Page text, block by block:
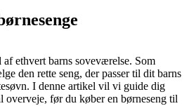
ethvert barns soveværelse. Som
den rette seng, der passer til dit barns
I denne artikel vil vi guide dig
overveje, før du køber en børneseng til